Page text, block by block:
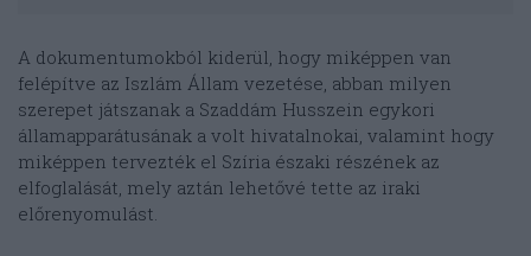
A dokumentumokból kiderül, hogy miképpen van
felépítve az Iszlám Állam vezetése, abban milyen
szerepet játszanak a Szaddám Husszein egykori
államapparátusának a volt hivatalnokai, valamint hogy
miképpen tervezték el Szíria északi részének az
elfoglalását, mely aztán lehetővé tette az iraki
előrenyomulást.